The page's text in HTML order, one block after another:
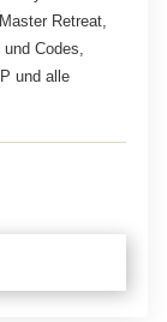
Retreat,
Codes,
und alle